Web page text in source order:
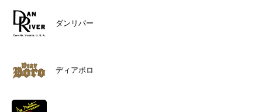
ダンリバー
ディアボロ